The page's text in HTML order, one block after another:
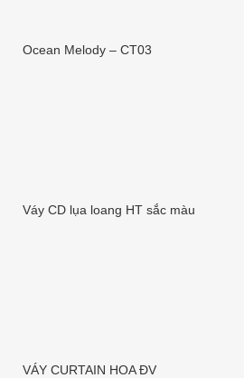
Ocean Melody – CT03
Váy CD lụa loang HT sắc màu
VÁY CURTAIN HOA ĐV